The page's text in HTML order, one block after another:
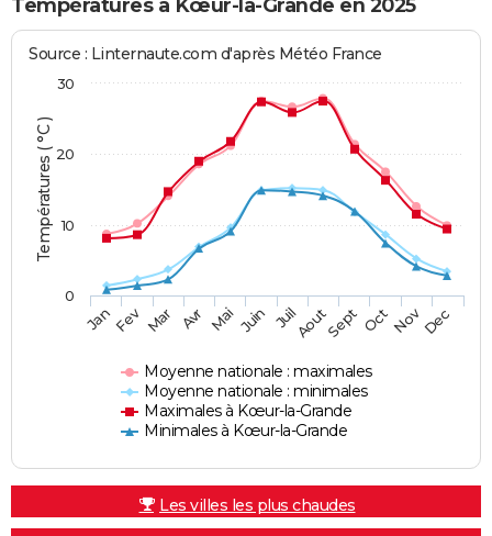
Températures à Kœur-la-Grande en 2025
Températures ( °C )
Source : Linternaute.com d'après Météo France
Moyenne nationale : maximales
Moyenne nationale : minimales
Maximales à Kœur-la-Grande
Minimales à Kœur-la-Grande
JanFev Mar Avr Mai Juin JuilAoutSept OctNovDec
0
10
20
30
Les villes les plus chaudes